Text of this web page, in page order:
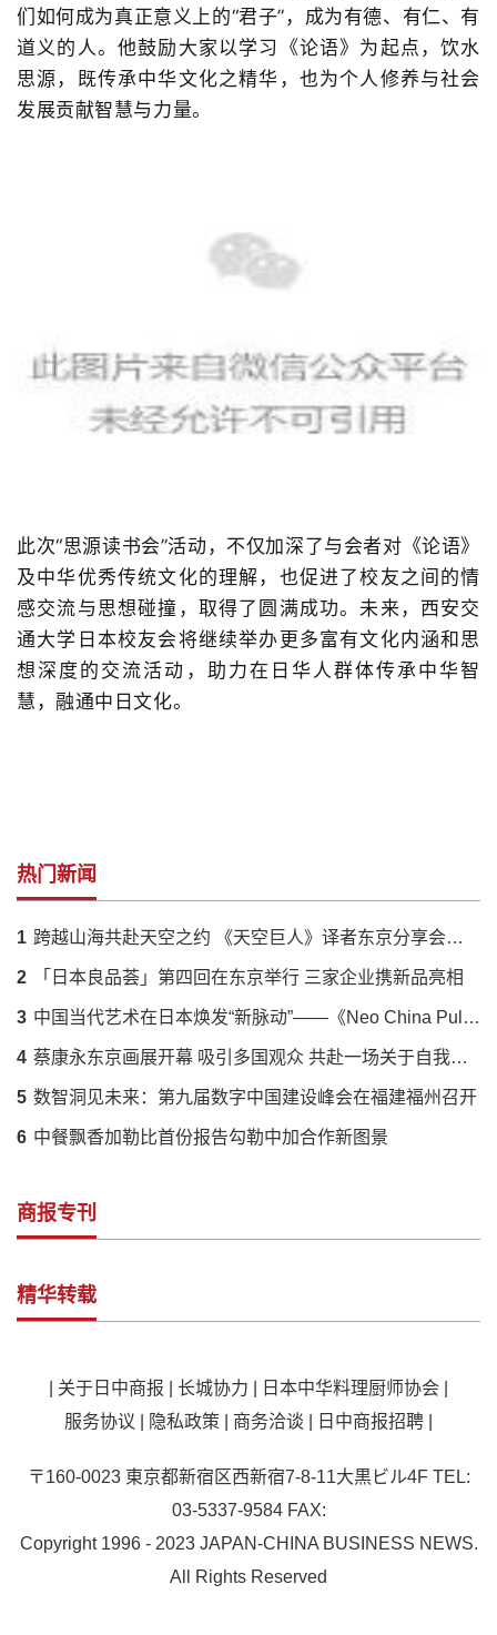
们如何成为真正意义上的“君子”，成为有德、有仁、有
道义的人。他鼓励大家以学习《论语》为起点，饮水
思源，既传承中华文化之精华，也为个人修养与社会
发展贡献智慧与力量。
此次“思源读书会”活动，不仅加深了与会者对《论语》
及中华优秀传统文化的理解，也促进了校友之间的情
感交流与思想碰撞，取得了圆满成功。未来，西安交
通大学日本校友会将继续举办更多富有文化内涵和思
想深度的交流活动，助力在日华人群体传承中华智
慧，融通中日文化。
热门新闻
1 跨越山海共赴天空之约 《天空巨人》译者东京分享会落幕 解码蔡国强火药艺术与中日文化羁绊
2 「日本良品荟」第四回在东京举行 三家企业携新品亮相
3 中国当代艺术在日本焕发“新脉动”——《Neo China Pulse》展呈现传统与创新的时代对话
4 蔡康永东京画展开幕 吸引多国观众 共赴一场关于自我的对话
5 数智洞见未来：第九届数字中国建设峰会在福建福州召开
6 中餐飘香加勒比首份报告勾勒中加合作新图景
商报专刊
精华转载
关于日中商报 长城协力 日本中华料理厨师协会
服务协议
隐私政策 商务洽谈 日中商报招聘
〒160-0023 東京都新宿区西新宿7-8-11大黒ビル4F TEL:
03-5337-9584 FAX:
Copyright 1996 - 2023 JAPAN-CHINA BUSINESS NEWS.
All Rights Reserved